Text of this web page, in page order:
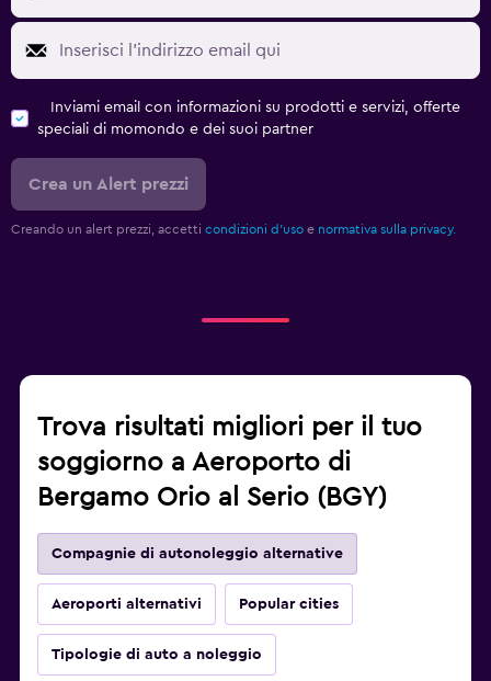
Inviami email con informazioni su prodotti e servizi, offerte
speciali di momondo e dei suoi partner
Crea un Alert prezzi
Creando un alert prezzi, accetti condizioni d'uso e normativa sulla privacy.
Trova risultati migliori per il tuo
soggiorno a Aeroporto di
Bergamo Orio al Serio (BGY)
Compagnie di autonoleggio alternative
Aeroporti alternativi Popular cities
Tipologie di auto a noleggio